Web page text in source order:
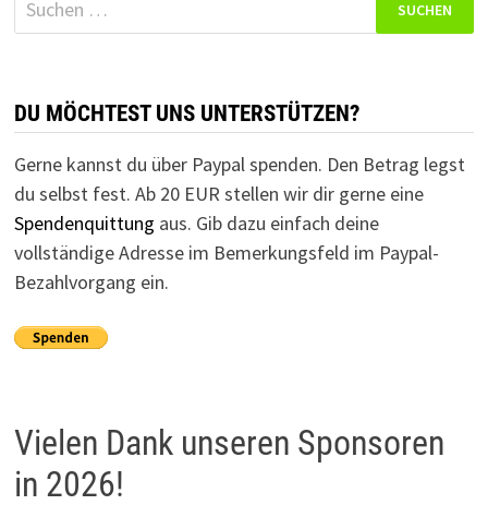
nach:
DU MÖCHTEST UNS UNTERSTÜTZEN?
Gerne kannst du über Paypal spenden. Den Betrag legst
du selbst fest. Ab 20 EUR stellen wir dir gerne eine
Spendenquittung aus. Gib dazu einfach deine
vollständige Adresse im Bemerkungsfeld im Paypal-
Bezahlvorgang ein.
Vielen Dank unseren Sponsoren
in 2026!